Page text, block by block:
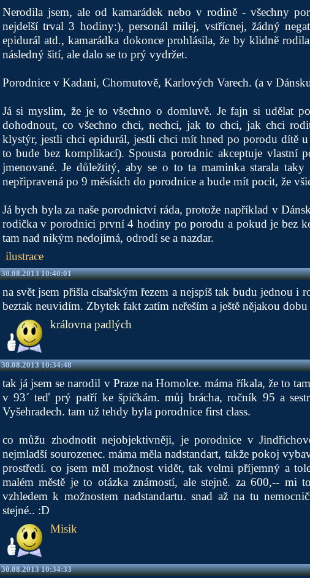
Nerodila jsem, ale od kamarádek nebo v rodině - všechny
nejdelší trval 3 hodiny:), personál milej, vstřícnej, žádný
epidurál atd., kamarádka dokonce prohlásila, že by klidně
následný šití, ale dalo se to prý vydržet.
Porodnice v Kadani, Chomutově, Karlových Varech. (a v
Já si myslim, že je to všechno o domluvě. Je fajn si udělat
dohodnout, co všechno chci, nechci, jak to chci, jak chci
klystýr, jestli chci epidurál, jestli chci mít hned po porodu dítě u
to bude bez komplikací). Spousta porodnic akceptuje
jmenované. Je důležtitý, aby se o to ta maminka starala taky
nepřipravená po 9 měsísích do porodnice a bude mít pocit, že
Já bych byla za naše porodnictví ráda, protože například v
rodička v porodnici první 4 hodiny po porodu a pokud je bez
tam nad nikým nedojímá, odrodí se a nazdar.
ilustrace
30.08.2013 10:40:01
na svět jsem přišla císařským řezem a nejspíš tak budu jednou i
beztak neuvidím. Zbytek fakt zatím neřeším a ještě nějakou dobu
královna padlých
30.08.2013 10:34:48
tak já jsem se narodil v Praze na Homolce. máma říkala, že to
v 93´ teď prý patří ke špičkám. můj brácha, ročník 95 a
Vyšehradech. tam už tehdy byla porodnice first class.
co můžu zhodnotit nejobjektivněji, je porodnice v
nejmladší sourozenec. máma měla nadstandart, takže pokoj
prostředí. co jsem měl možnost vidět, tak velmi příjemný a
malém městě je to otázka známostí, ale stejně. za 600,-- mi
vzhledem k možnostem nadstandartu. snad až na tu
stejné.. :D
Misik
30.08.2013 10:34:33